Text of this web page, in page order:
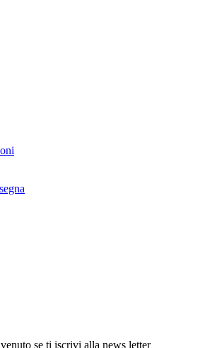
se ti iscrivi alla news letter